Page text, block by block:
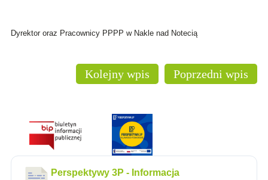
Dyrektor oraz Pracownicy PPPP w Nakle nad Notecią
Poprzedni wpis
Kolejny wpis
Perspektywy 3P - Informacja